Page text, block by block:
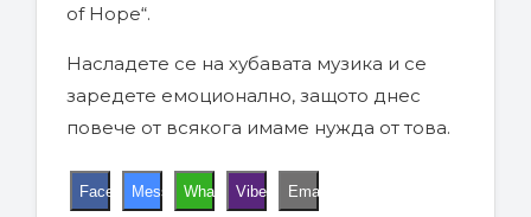
of Hope“.
Насладете се на хубавата музика и се
заредете емоционално, защото днес
повече от всякога имаме нужда от това.
FacebookMessengerWhatsApp
Viber Email